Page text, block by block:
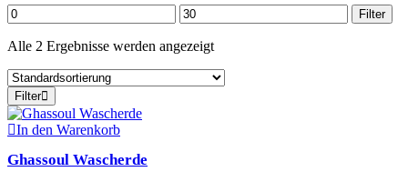
Min.
Preis
Max.
Preis
Filter
Alle 2 Ergebnisse werden angezeigt
Filter
In den Warenkorb
Ghassoul Wascherde